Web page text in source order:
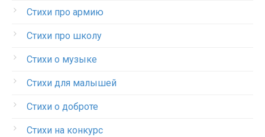
Стихи про армию
Стихи про школу
Стихи о музыке
Стихи для малышей
Стихи о доброте
Стихи на конкурс